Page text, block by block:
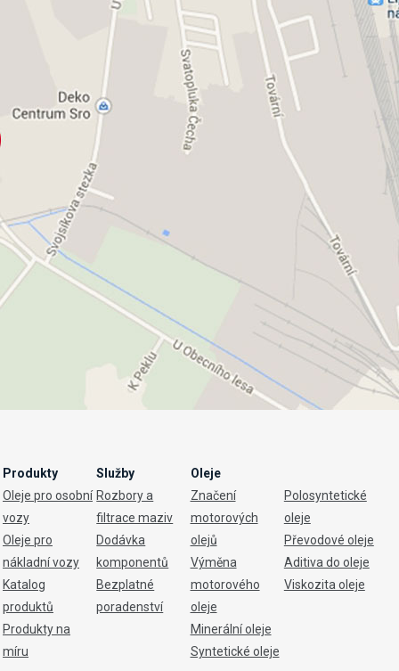
Produkty
Oleje pro osobní
vozy
Oleje pro
nákladní vozy
Katalog
produktů
Produkty na
míru
Služby
Rozbory a
filtrace maziv
Dodávka
komponentů
Bezplatné
poradenství
Oleje
Značení
motorových
olejů
Výměna
motorového
oleje
Minerální oleje
Syntetické oleje
Polosyntetické
oleje
Převodové oleje
Aditiva do oleje
Viskozita oleje